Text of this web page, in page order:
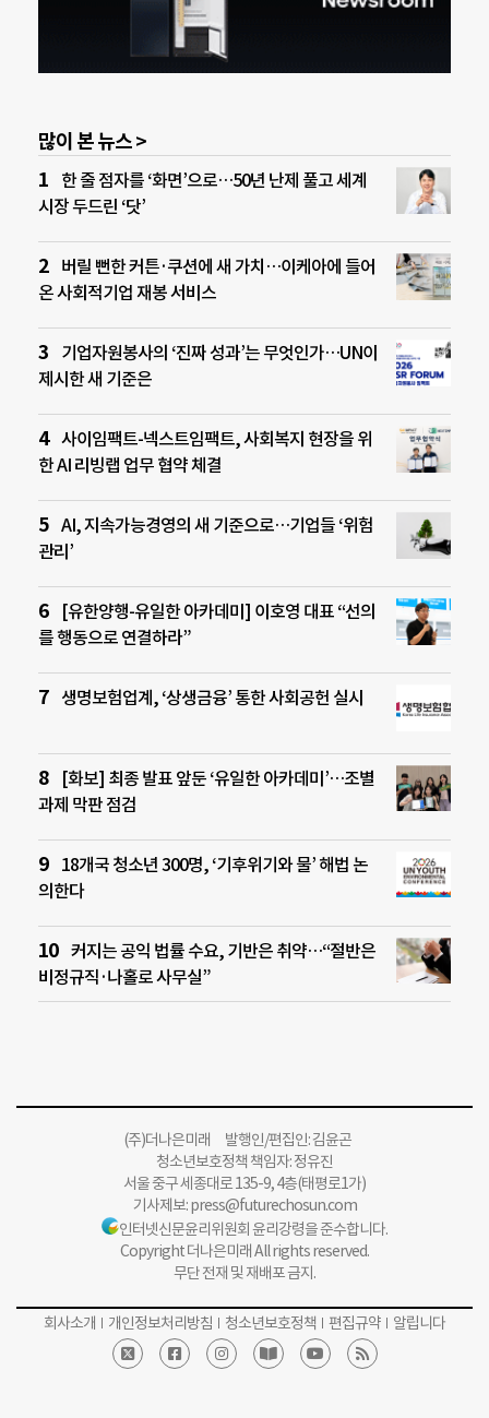
많이 본 뉴스 >
한 줄 점자를 ‘화면’으로…50년 난제 풀고 세계
시장 두드린 ‘닷’
버릴 뻔한 커튼·쿠션에 새 가치…이케아에 들어
온 사회적기업 재봉 서비스
기업자원봉사의 ‘진짜 성과’는 무엇인가…UN이
제시한 새 기준은
사이임팩트-넥스트임팩트, 사회복지 현장을 위
한 AI 리빙랩 업무 협약 체결
AI, 지속가능경영의 새 기준으로…기업들 ‘위험
관리’
[유한양행-유일한 아카데미] 이호영 대표 “선의
를 행동으로 연결하라”
생명보험업계, ‘상생금융’ 통한 사회공헌 실시
[화보] 최종 발표 앞둔 ‘유일한 아카데미’…조별
과제 막판 점검
18개국 청소년 300명, ‘기후위기와 물’ 해법 논
의한다
커지는 공익 법률 수요, 기반은 취약…“절반은
비정규직·나홀로 사무실”
(주)더나은미래 발행인/편집인: 김윤곤
청소년보호정책 책임자: 정유진
서울 중구 세종대로 135-9, 4층(태평로1가)
기사제보:press@futurechosun.com
인터넷신문윤리위원회 윤리강령을 준수합니다.
Copyright 더나은미래 All rights reserved.
무단 전재 및 재배포 금지.
회사소개 개인정보처리방침 청소년보호정책 편집규약 알립니다